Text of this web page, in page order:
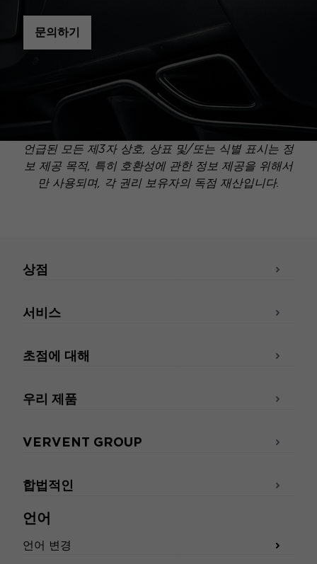
문의하기
언급된 모든 제3자 상호, 상표 및/또는 식별 표시는 정
보 제공 목적, 특히 호환성에 관한 정보 제공을 위해서
만 사용되며, 각 권리 보유자의 독점 재산입니다.
언어
언어 변경
상점
서비스
초점에 대해
우리 제품
VERVENT GROUP
합법적인